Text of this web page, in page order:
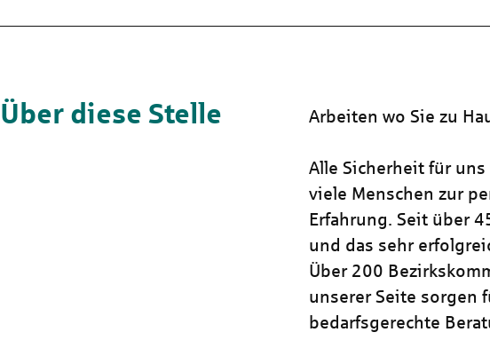
Über diese Stelle Arbeiten wo Sie zu
Alle Sicherheit für
viele Menschen zur
Erfahrung. Seit über
und das sehr
Über 200
unserer Seite sorgen
bedarfsgerechte